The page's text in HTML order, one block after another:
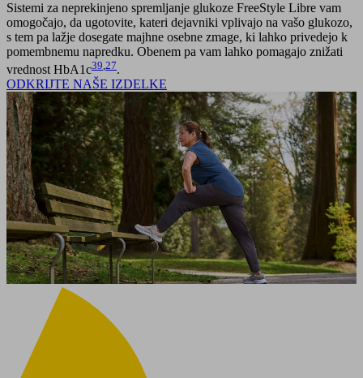
Sistemi za neprekinjeno spremljanje glukoze FreeStyle Libre vam
omogočajo, da ugotovite, kateri dejavniki vplivajo na vašo glukozo,
s tem pa lažje dosegate majhne osebne zmage, ki lahko privedejo k
pomembnemu napredku. Obenem pa vam lahko pomagajo znižati
vrednost HbA1c39,27.
ODKRIJTE NAŠE IZDELKE